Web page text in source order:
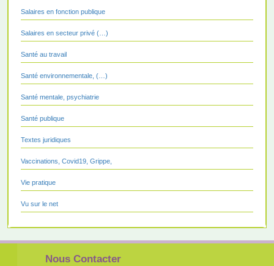
Salaires en fonction publique
Salaires en secteur privé (…)
Santé au travail
Santé environnementale, (…)
Santé mentale, psychiatrie
Santé publique
Textes juridiques
Vaccinations, Covid19, Grippe,
Vie pratique
Vu sur le net
Nous Contacter